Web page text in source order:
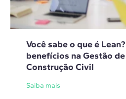
Você sabe o que é
benefícios na Gestão
Construção Civil
Saiba mais